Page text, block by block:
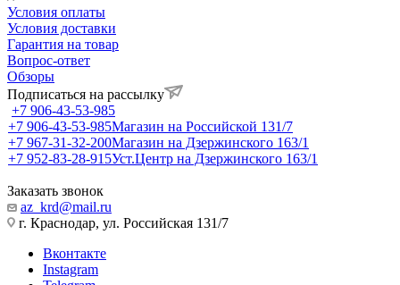
Условия оплаты
Условия доставки
Гарантия на товар
Вопрос-ответ
Обзоры
Подписаться на рассылку
+7 906-43-53-985
+7 906-43-53-985Магазин на Российской 131/7
+7 967-31-32-200Магазин на Дзержинского 163/1
+7 952-83-28-915Уст.Центр на Дзержинского 163/1
Заказать звонок
az_krd@mail.ru
г. Краснодар, ул. Российская 131/7
Вконтакте
Instagram